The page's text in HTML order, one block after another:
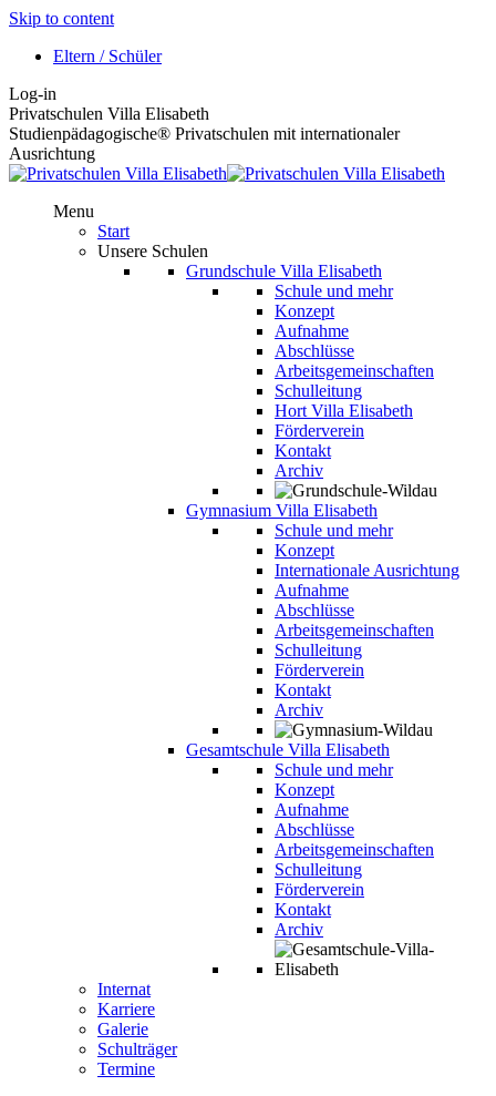
Skip to content
Eltern / Schüler
Log-in
Privatschulen Villa Elisabeth
Studienpädagogische® Privatschulen mit internationaler
Ausrichtung
Menu
Start
Unsere Schulen
Grundschule Villa Elisabeth
Schule und mehr
Konzept
Aufnahme
Abschlüsse
Arbeitsgemeinschaften
Schulleitung
Hort Villa Elisabeth
Förderverein
Kontakt
Archiv
Gymnasium Villa Elisabeth
Schule und mehr
Konzept
Internationale Ausrichtung
Aufnahme
Abschlüsse
Arbeitsgemeinschaften
Schulleitung
Förderverein
Kontakt
Archiv
Gesamtschule Villa Elisabeth
Schule und mehr
Konzept
Aufnahme
Abschlüsse
Arbeitsgemeinschaften
Schulleitung
Förderverein
Kontakt
Archiv
Internat
Karriere
Galerie
Schulträger
Termine